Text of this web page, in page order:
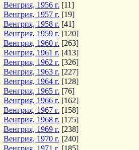
Венгрия, 1956 г. [11]
Венгрия, 1957 г. [19]
Венгрия, 1958 г. [41]
Венгрия, 1959 г. [120]
Венгрия, 1960 г. [263]
Венгрия, 1961 г. [413]
Венгрия, 1962 г. [326]
Венгрия, 1963 г. [227]
Венгрия, 1964 г. [128]
Венгрия, 1965 г. [76]
Венгрия, 1966 г. [162]
Венгрия, 1967 г. [158]
Венгрия, 1968 г. [175]
Венгрия, 1969 г. [238]
Венгрия, 1970 г. [240]
Венгрия, 1971 г. [185]